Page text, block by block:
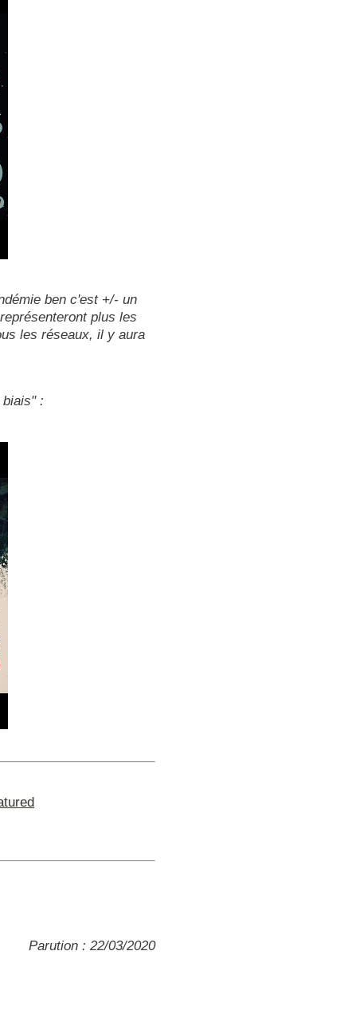
ben c'est +/- un
plus les
les réseaux, il y aura
:
Parution : 22/03/2020